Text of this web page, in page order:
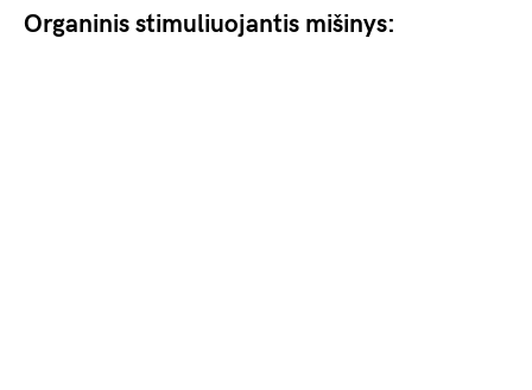
Organinis stimuliuojantis mišinys: